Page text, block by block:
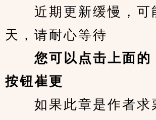
近期更新缓慢，可
天，请耐心等待
您可以点击上面的
按钮崔更
如果此章是作者求